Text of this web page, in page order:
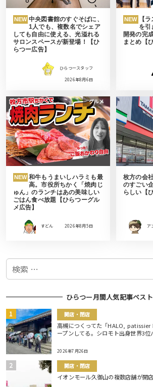
NEW 中央図書館のすぐそばに、
1人でも、複数名でシェア
しても自由に使える、光溢れる
サロンスペースが新登場！【ひ
らつー広告】
ひらつースタッフ
2026年8月6日
NEW
【
を引
開発の完
まとめ【
グルメ
NEW 和牛もうまいしハラミも最
高。市役所ちかく「焼肉じ
ゅん」のランチはあの美味しい
ごはん食べ放題【ひらつーグル
メ広告】
すどん 2026年8月5日
枚方の会
のすごい
らしい【
ア
検
ひらつー月間人気記事ベス
開店・閉店
高槻につくってた「HALO, patissier
ープンしてる。シロモト出身世界3位
2026年7月26日
開店・閉店
イオンモール久御山の複数店舗が開